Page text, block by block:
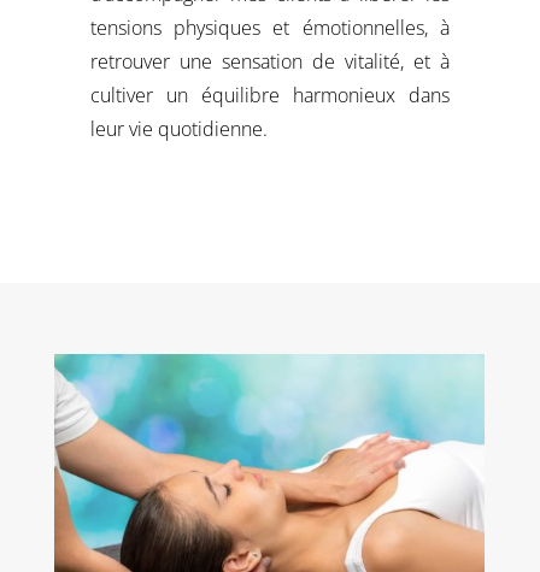
tensions physiques et émotionnelles, à
retrouver une sensation de vitalité, et à
cultiver un équilibre harmonieux dans
leur vie quotidienne.